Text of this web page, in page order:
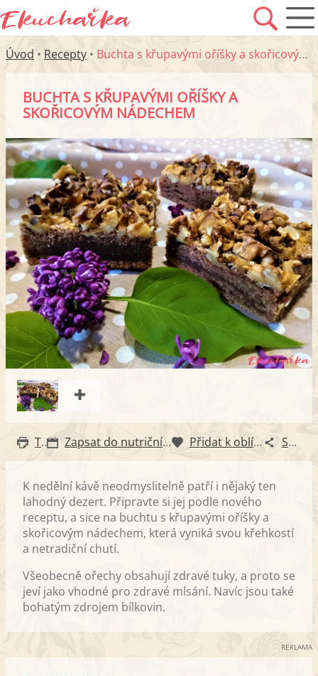
Úvod • Recepty • Buchta s křupavými oříšky a skořicovým nádechem
BUCHTA S KŘUPAVÝMI OŘÍŠKY A
SKOŘICOVÝM NÁDECHEM
Tisk Zapsat do nutričního diáře Přidat k oblíbeným Sdílet
K nedělní kávě neodmyslitelně patří i nějaký ten
lahodný dezert. Připravte si jej podle nového
receptu, a sice na buchtu s křupavými oříšky a
skořicovým nádechem, která vyniká svou křehkostí
a netradiční chutí.
Všeobecně ořechy obsahují zdravé tuky, a proto se
jeví jako vhodné pro zdravé mlsání. Navíc jsou také
bohatým zdrojem bílkovin.
REKLAMA